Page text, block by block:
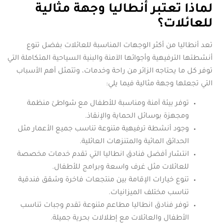
لماذا تعتبر أنطاليا وجهة مثالية
للعائلات؟
تعد أنطاليا من أكثر الوجهات المناسبة للعائلات بفضل تنوع
أنشطتها الترفيهية وأجوائها الآمنة والبنية السياحية المتكاملة التي
توفر كل ما يحتاجه الزائر من راحة وخدمات، وتتمثل أهم الأسباب
التي تجعلها وجهة مثالية فيما يلي:
توفر بيئة آمنة ومناسبة للأطفال مع شواطئ منظمة
ومجهزة بوسائل الحماية والإنقاذ.
وجود أنشطة ترفيهية متنوعة تناسب جميع الأعمار مثل
الحدائق المائية والمتنزهات العائلية.
انتشار أفضل فنادق انطاليا التي تقدم خدمات مخصصة
للعائلات مثل غرف واسعة وبرامج للأطفال.
تنوع خيارات الإقامة بين منتجعات فاخرة وشقق فندقية
تناسب مختلف الميزانيات.
توفر فنادق انطاليا مطاعم متنوعة تقدم وجبات تناسب
الأطفال والعائلات مع إطلالات بحرية جميلة.